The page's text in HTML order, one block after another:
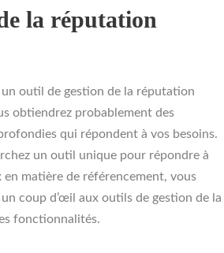
la réputation
un outil de gestion de la réputation
obtiendrez probablement des
qui répondent à vos besoins.
un outil unique pour répondre à
matière de référencement, vous
coup d’œil aux outils de gestion de la
fonctionnalités.